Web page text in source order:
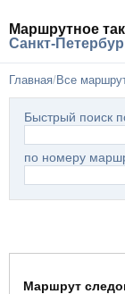
Маршрутное
Санкт-
Главная Все
Быстрый поиск
по номеру
Маршрут